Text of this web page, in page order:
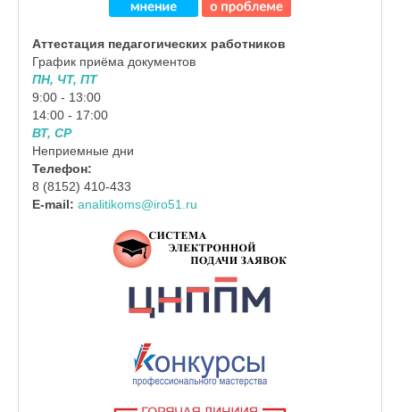
Аттестация педагогических работников
График приёма документов
ПН, ЧТ, ПТ
9:00 - 13:00
14:00 - 17:00
ВТ, СР
Неприемные дни
Телефон:
8 (8152) 410-433
E-mail: analitikoms@iro51.ru